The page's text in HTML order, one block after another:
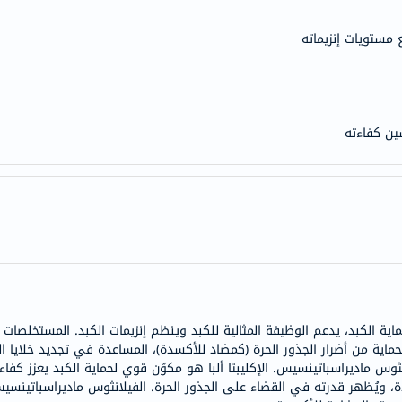
skinceuticals
الصحة
العناية
الصحية
باقة
إنزيماته
كفاءته
ماديراسباتينسيس. الإكليبتا ألبا هو مكوّن قوي لحماية الكبد
ويُظهر قدرته في القضاء على الجذور الحرة. الفيلانثوس